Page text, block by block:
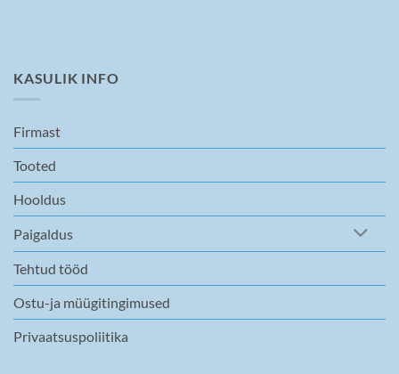
KASULIK INFO
Firmast
Tooted
Hooldus
Paigaldus
Tehtud tööd
Ostu-ja müügitingimused
Privaatsuspoliitika